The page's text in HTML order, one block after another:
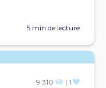
5 min de lecture
9 310 | 1